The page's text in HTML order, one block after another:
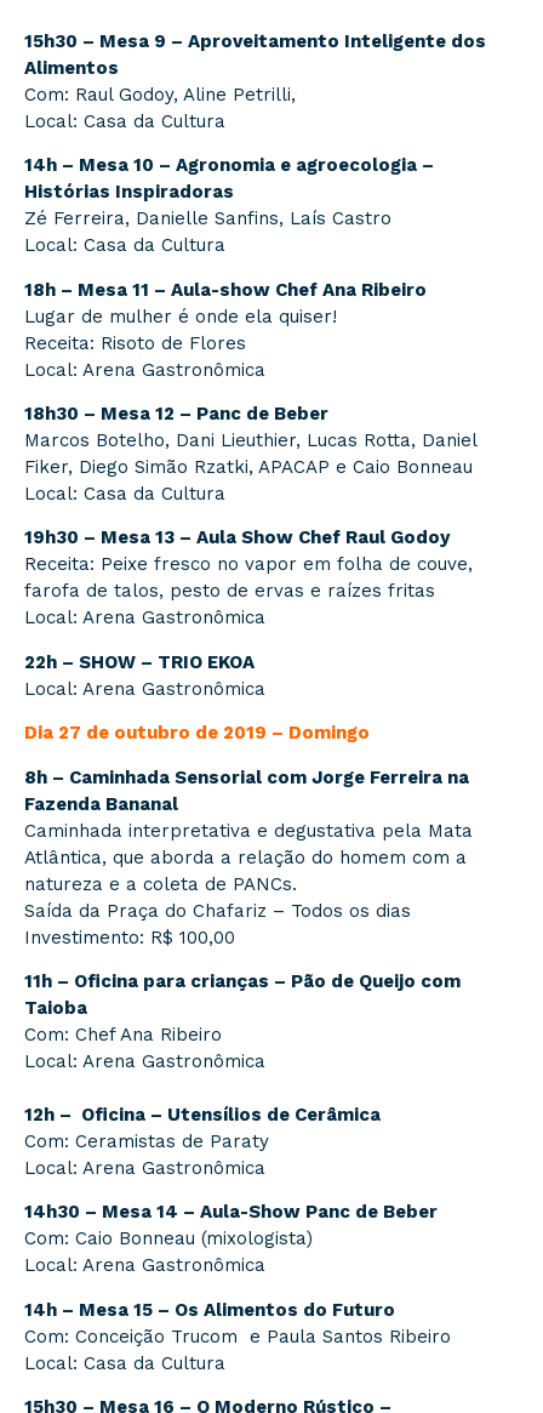
15h30 – Mesa 9 – Aproveitamento Inteligente dos
Alimentos
Com: Raul Godoy, Aline Petrilli,
Local: Casa da Cultura
14h – Mesa 10 – Agronomia e agroecologia –
Histórias Inspiradoras
Zé Ferreira, Danielle Sanfins, Laís Castro
Local: Casa da Cultura
18h – Mesa 11 – Aula-show Chef Ana Ribeiro
Lugar de mulher é onde ela quiser!
Receita: Risoto de Flores
Local: Arena Gastronômica
18h30 – Mesa 12 – Panc de Beber
Marcos Botelho, Dani Lieuthier, Lucas Rotta, Daniel
Fiker, Diego Simão Rzatki, APACAP e Caio Bonneau
Local: Casa da Cultura
19h30 – Mesa 13 – Aula Show Chef Raul Godoy
Receita: Peixe fresco no vapor em folha de couve,
farofa de talos, pesto de ervas e raízes fritas
Local: Arena Gastronômica
22h – SHOW – TRIO EKOA
Local: Arena Gastronômica
Dia 27 de outubro de 2019 – Domingo
8h – Caminhada Sensorial com Jorge Ferreira na
Fazenda Bananal
Caminhada interpretativa e degustativa pela Mata
Atlântica, que aborda a relação do homem com a
natureza e a coleta de PANCs.
Saída da Praça do Chafariz – Todos os dias
Investimento: R$ 100,00
11h – Oficina para crianças – Pão de Queijo com
Taioba
Com: Chef Ana Ribeiro
Local: Arena Gastronômica
12h – Oficina – Utensílios de Cerâmica
Com: Ceramistas de Paraty
Local: Arena Gastronômica
14h30 – Mesa 14 – Aula-Show Panc de Beber
Com: Caio Bonneau (mixologista)
Local: Arena Gastronômica
14h – Mesa 15 – Os Alimentos do Futuro
Com: Conceição Trucom e Paula Santos Ribeiro
Local: Casa da Cultura
15h30 – Mesa 16 – O Moderno Rústico –